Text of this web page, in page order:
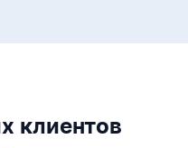
клиентов